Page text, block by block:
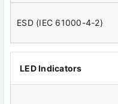
ESD (IEC 61000-4-2)
LED Indicators